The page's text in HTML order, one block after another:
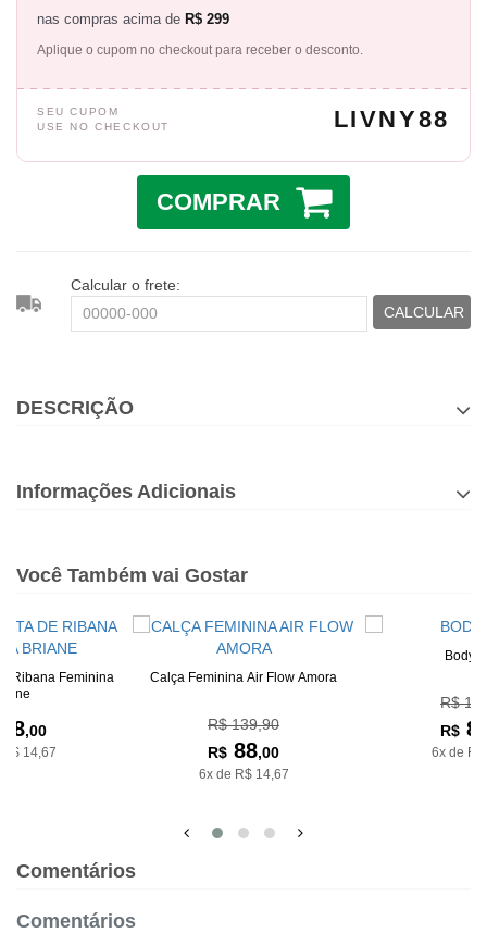
nas compras acima de R$ 299
Aplique o cupom no checkout para receber o desconto.
SEU CUPOM
USE NO CHECKOUT
LIVNY88
COMPRAR
Calcular o frete:
CALCULAR
DESCRIÇÃO
Informações Adicionais
Você Também vai Gostar
Ribana Feminina
,00
14,67
Calça Feminina Air Flow Amora
R$ 139,90
R$ 88,00
6x de R$ 14,67
Body
R$
R$
6x de
Comentários
Comentários